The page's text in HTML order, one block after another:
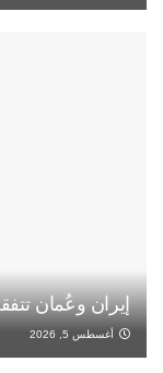
إيران وعُمان
أغسطس 5, 2026